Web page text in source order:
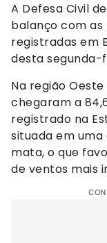
A Defesa Civil
balanço com
registradas em
desta segunda-
Na região
chegaram a
registrado na
situada em
mata, o que
de ventos mais